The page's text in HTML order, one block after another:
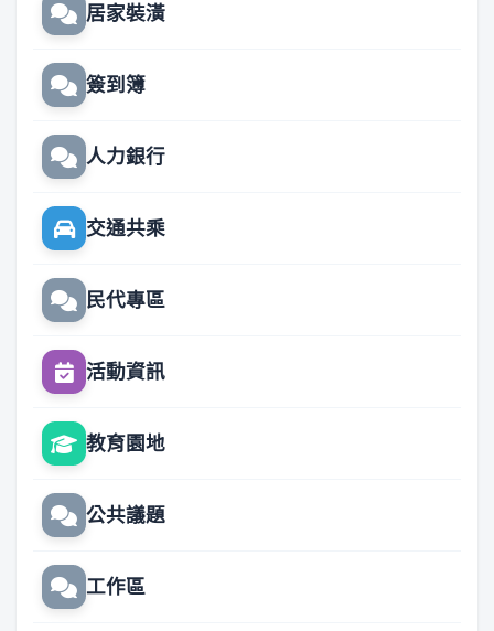
居家裝潢
簽到簿
人力銀行
交通共乘
民代專區
活動資訊
教育園地
公共議題
工作區